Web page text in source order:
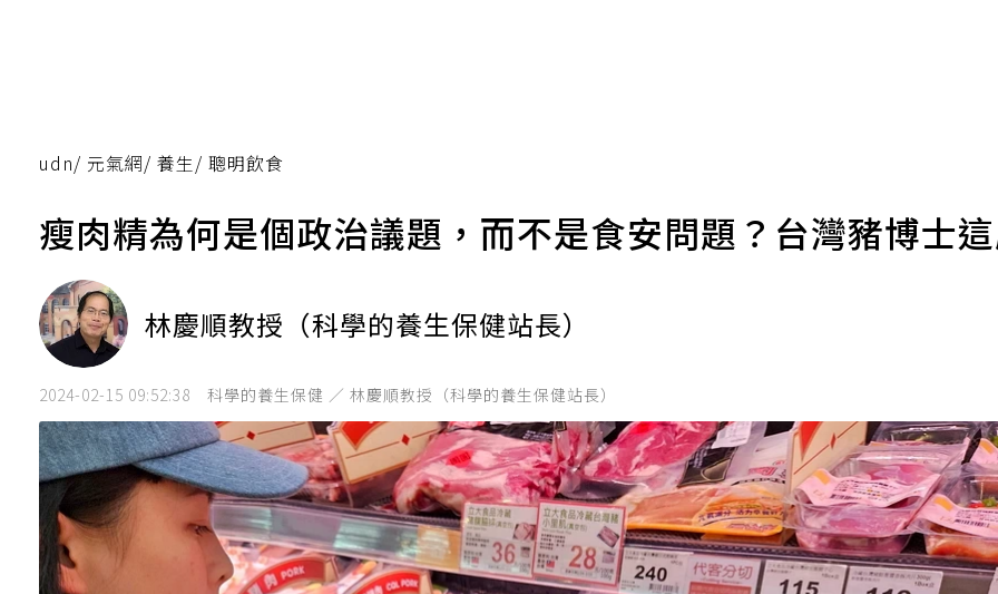
udn/ 元氣網/ 養生/ 聰明飲食
瘦肉精為何是個政治議題，而不是食安問題？台灣豬博士
林慶順教授（科學的養生保健站長）
2024-02-15 09:52:38 科學的養生保健 ／ 林慶順教授（科學的養生保健站長）